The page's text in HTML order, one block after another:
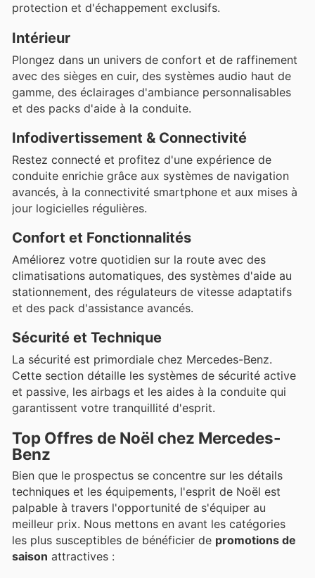
protection et d'échappement exclusifs.
Intérieur
Plongez dans un univers de confort et de raffinement
avec des sièges en cuir, des systèmes audio haut de
gamme, des éclairages d'ambiance personnalisables
et des packs d'aide à la conduite.
Infodivertissement & Connectivité
Restez connecté et profitez d'une expérience de
conduite enrichie grâce aux systèmes de navigation
avancés, à la connectivité smartphone et aux mises à
jour logicielles régulières.
Confort et Fonctionnalités
Améliorez votre quotidien sur la route avec des
climatisations automatiques, des systèmes d'aide au
stationnement, des régulateurs de vitesse adaptatifs
et des pack d'assistance avancés.
Sécurité et Technique
La sécurité est primordiale chez Mercedes-Benz.
Cette section détaille les systèmes de sécurité active
et passive, les airbags et les aides à la conduite qui
garantissent votre tranquillité d'esprit.
Top Offres de Noël chez Mercedes-
Benz
Bien que le prospectus se concentre sur les détails
techniques et les équipements, l'esprit de Noël est
palpable à travers l'opportunité de s'équiper au
meilleur prix. Nous mettons en avant les catégories
les plus susceptibles de bénéficier de promotions de
saison attractives :